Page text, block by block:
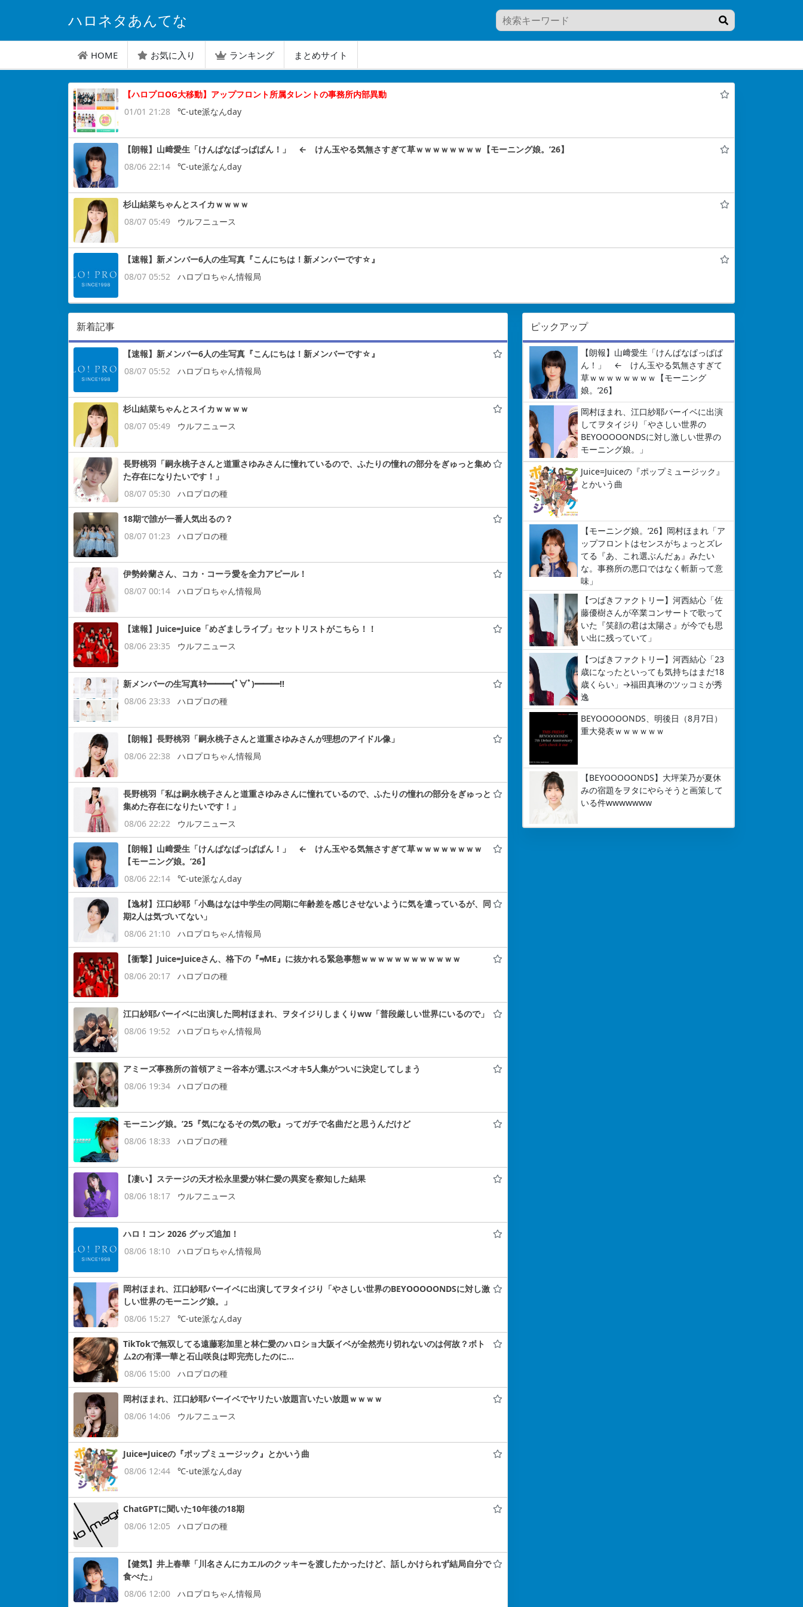
ハロネタあんてな
HOME お気に入り ランキング まとめサイト
【ハロプロOG大移動】アップフロント所属タレントの事務所内部異動
01/01 21:28
℃-ute派なんday
【朗報】山﨑愛生「けんぱなぱっぱぱん！」 ← けん玉やる気無さすぎて草ｗｗｗｗｗｗｗｗ【モーニング娘。’26】
08/06 22:14
℃-ute派なんday
杉山結菜ちゃんとスイカｗｗｗｗ
08/07 05:49
ウルフニュース
【速報】新メンバー6人の生写真『こんにちは！新メンバーです☆』
08/07 05:52
ハロプロちゃん情報局
ピックアップ
【朗報】山﨑愛生「けんぱなぱっぱぱ
ん！」 ← けん玉やる気無さすぎて
草ｗｗｗｗｗｗｗｗ【モーニング
娘。’26】
岡村ほまれ、江口紗耶バーイベに出演
してヲタイジり「やさしい世界の
BEYOOOOONDSに対し激しい世界の
モーニング娘。」
Juice=Juiceの『ポップミュージック』
とかいう曲
【モーニング娘。’26】岡村ほまれ「ア
ップフロントはセンスがちょっとズレ
てる『あ、これ選ぶんだぁ』みたい
な。事務所の悪口ではなく斬新って意
味」
【つばきファクトリー】河西結心「佐
藤優樹さんが卒業コンサートで歌って
いた『笑顔の君は太陽さ』が今でも思
い出に残っていて」
【つばきファクトリー】河西結心「23
歳になったといっても気持ちはまだ18
歳くらい」→福田真琳のツッコミが秀
逸
BEYOOOOONDS、明後日（8月7日）
重大発表ｗｗｗｗｗｗ
【BEYOOOOONDS】大坪茉乃が夏休
みの宿題をヲタにやらそうと画策して
いる件wwwwwww
新着記事
【速報】新メンバー6人の生写真『こんにちは！新メンバーです☆』
08/07 05:52
ハロプロちゃん情報局
杉山結菜ちゃんとスイカｗｗｗｗ
08/07 05:49
ウルフニュース
長野桃羽「嗣永桃子さんと道重さゆみさんに憧れているので、ふたりの憧れの部分をぎゅっと集め
た存在になりたいです！」
08/07 05:30
ハロプロの種
18期で誰が一番人気出るの？
08/07 01:23
ハロプロの種
伊勢鈴蘭さん、コカ・コーラ愛を全力アピール！
08/07 00:14
ハロプロちゃん情報局
【速報】Juice=Juice「めざましライブ」セットリストがこちら！！
08/06 23:35
ウルフニュース
新メンバーの生写真ｷﾀ━━━(ﾟ∀ﾟ)━━━!!
08/06 23:33
ハロプロの種
【朗報】長野桃羽「嗣永桃子さんと道重さゆみさんが理想のアイドル像」
08/06 22:38
ハロプロちゃん情報局
長野桃羽「私は嗣永桃子さんと道重さゆみさんに憧れているので、ふたりの憧れの部分をぎゅっと
集めた存在になりたいです！」
08/06 22:22
ウルフニュース
【朗報】山﨑愛生「けんぱなぱっぱぱん！」 ← けん玉やる気無さすぎて草ｗｗｗｗｗｗｗｗ
【モーニング娘。’26】
08/06 22:14
℃-ute派なんday
【逸材】江口紗耶「小島はなは中学生の同期に年齢差を感じさせないように気を遣っているが、同
期2人は気づいてない」
08/06 21:10
ハロプロちゃん情報局
【衝撃】Juice=Juiceさん、格下の『≠ME』に抜かれる緊急事態ｗｗｗｗｗｗｗｗｗｗｗｗ
08/06 20:17
ハロプロの種
江口紗耶バーイベに出演した岡村ほまれ、ヲタイジりしまくりww「普段厳しい世界にいるので」
08/06 19:52
ハロプロちゃん情報局
アミーズ事務所の首領アミー谷本が選ぶスペオキ5人集がついに決定してしまう
08/06 19:34
ハロプロの種
モーニング娘。’25『気になるその気の歌』ってガチで名曲だと思うんだけど
08/06 18:33
ハロプロの種
【凄い】ステージの天才松永里愛が林仁愛の異変を察知した結果
08/06 18:17
ウルフニュース
ハロ！コン 2026 グッズ追加！
08/06 18:10
ハロプロちゃん情報局
岡村ほまれ、江口紗耶バーイベに出演してヲタイジり「やさしい世界のBEYOOOOONDSに対し激
しい世界のモーニング娘。」
08/06 15:27
℃-ute派なんday
TikTokで無双してる遠藤彩加里と林仁愛のハロショ大阪イベが全然売り切れないのは何故？ボト
ム2の有澤一華と石山咲良は即完売したのに…
08/06 15:00
ハロプロの種
岡村ほまれ、江口紗耶バーイベでヤリたい放題言いたい放題ｗｗｗｗ
08/06 14:06
ウルフニュース
Juice=Juiceの『ポップミュージック』とかいう曲
08/06 12:44
℃-ute派なんday
ChatGPTに聞いた10年後の18期
08/06 12:05
ハロプロの種
【健気】井上春華「川名さんにカエルのクッキーを渡したかったけど、話しかけられず結局自分で
食べた」
08/06 12:00
ハロプロちゃん情報局